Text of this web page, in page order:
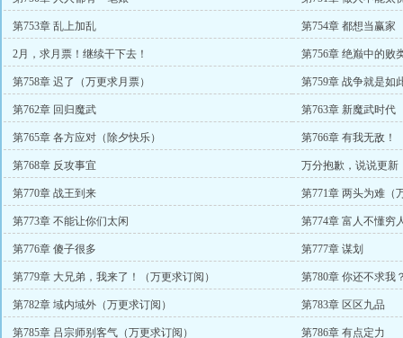
第753章 乱上加乱 第754章 都想当赢家
2月，求月票！继续干下去！ 第756章 绝巅中的败
第758章 迟了（万更求月票） 第759章 战争就是如
第762章 回归魔武 第763章 新魔武时代
第765章 各方应对（除夕快乐） 第766章 有我无敌！
第768章 反攻事宜 万分抱歉，说说更新
第770章 战王到来 第771章 两头为难（
第773章 不能让你们太闲 第774章 富人不懂穷
第776章 傻子很多 第777章 谋划
第779章 大兄弟，我来了！（万更求订阅） 第780章 你还不求我
第782章 域内域外（万更求订阅） 第783章 区区九品
第785章 吕宗师别客气（万更求订阅） 第786章 有点定力